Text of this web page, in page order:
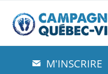
À propos de nous
M'INSCRIRE